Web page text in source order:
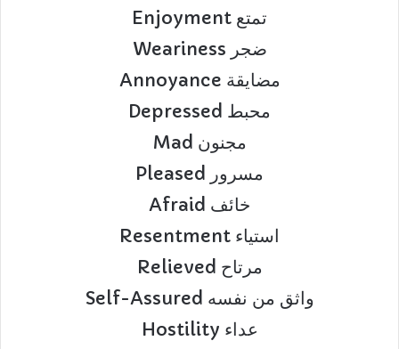
Enjoyment تمتع
Weariness ضجر
Annoyance مضايقة
Depressed محبط
Mad مجنون
Pleased مسرور
Afraid خائف
Resentment استياء
Relieved مرتاح
Self-Assured واثق من نفسه
Hostility عداء